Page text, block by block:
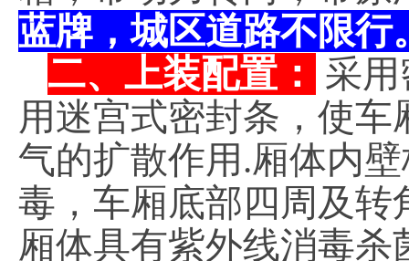
蓝牌，城区道路不限行
二、上装配置：
采
用迷宫式密封条，使
气的扩散作用.厢体内
毒，车厢底部四周及
厢体具有紫外线消毒